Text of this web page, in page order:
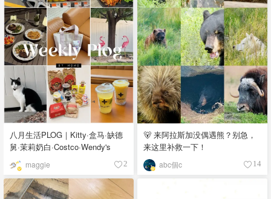
八月生活PLOG｜Kitty·盒马·缺德
舅·茉莉奶白·Costco·Wendy's
maggie 2
🐻 来阿拉斯加没偶遇熊？别急，
来这里补救一下！
abc個c 14